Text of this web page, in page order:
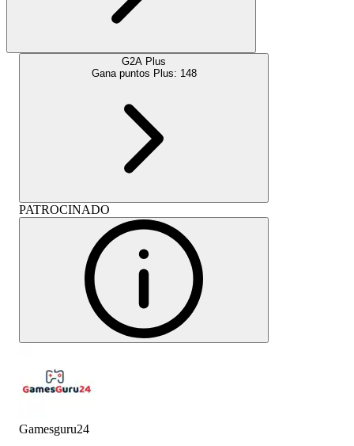
G2A Plus
Gana puntos Plus: 148
PATROCINADO
Gamesguru24